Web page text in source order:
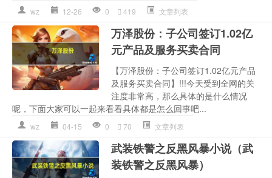
wz 12-26 0 419 文章列表
万泽股份：子公司签订1.02亿
元产品及服务买卖合同
【万泽股份：子公司签订1.02亿元产品
及服务买卖合同】!!!今天受到全网的关
注度非常高，那么具体的是什么情况
呢，下面大家可以一起来看看具体都是怎么回事吧...
wz 04-15 0 70 文章列表
武装铁警之反黑风暴小说（武
装铁警之反黑风暴）